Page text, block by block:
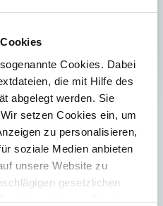
Cookies. Dabei
die mit Hilfe des
abgelegt werden. Sie
setzen Cookies ein, um
zu personalisieren,
soziale Medien anbieten
unsere Website zu
gesetzlichen
auf Ihrem Gerät